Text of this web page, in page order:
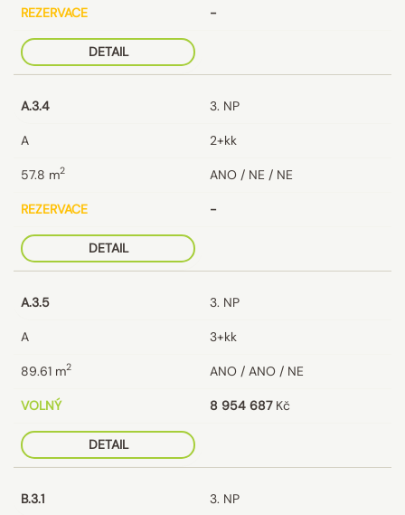
REZERVACE -
DETAIL
A.3.4 3. NP
A 2+kk
57.8 m2 ANO / NE / NE
REZERVACE -
DETAIL
A.3.5 3. NP
A 3+kk
89.61 m2 ANO / ANO / NE
VOLNÝ 8 954 687Kč
DETAIL
B.3.1 3. NP